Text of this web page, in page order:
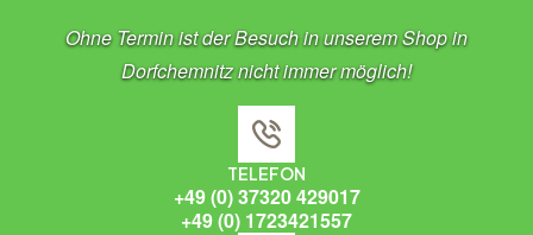
Ohne Termin ist der Besuch in unserem Shop in
Dorfchemnitz nicht immer möglich!
TELEFON
+49 (0) 37320 429017
+49 (0) 1723421557